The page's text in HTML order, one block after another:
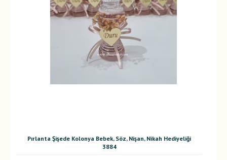
Pırlanta Şişede Kolonya Bebek, Söz, Nişan, Nikah Hediyeliği
3884